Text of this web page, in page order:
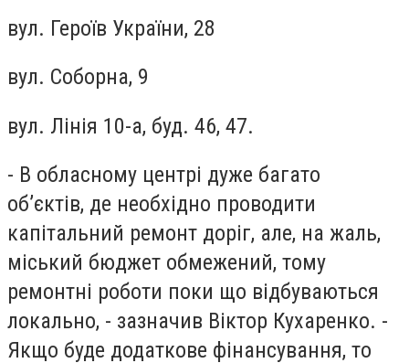
вул. Героїв Укрaїни, 28
вул. Соборнa, 9
вул. Лiнiя 10-a, буд. 46, 47.
- В обласному центрі дуже багато
об’єктів, де необхідно проводити
капітальний ремонт доріг, але, на жаль,
міський бюджет обмежений, тому
ремонтні роботи поки що відбуваються
локально, - зазначив Віктор Кухаренко. -
Якщо буде додаткове фінансування, то